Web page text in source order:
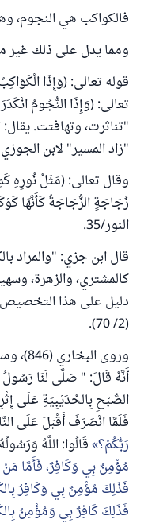
فالكواكب هي النجوم،
ومما يدل على ذلك غير
"تناثرت، وتهافتت. يقال:
"زاد المسير" لابن الجوزي (4/
وقال تعالى: (مَثَلُ نُورِهِ
زُجَاجَةٍ الزُّجَاجَةُ كَأَنَّهَا
النور/35.
قال ابن جزي: "والمراد
كالمشتري، والزهرة،
دليل على هذا التخصيص"
(2/ 70).
أَنَّهُ قَالَ: " صَلَّى لَنَا
الصُّبْحِ بِالحُدَيْبِيَةِ عَلَى
فَلَمَّا انْصَرَفَ أَقْبَلَ عَلَى
رَبُّكُمْ؟ قَالُوا: اللَّهُ
مُؤْمِنٌ بِي وَكَافِرٌ، فَأَمَّا
فَذَلِكَ مُؤْمِنٌ بِي وَكَافِرٌ
فَذَلِكَ كَافِرٌ بِي وَمُؤْمِنٌ